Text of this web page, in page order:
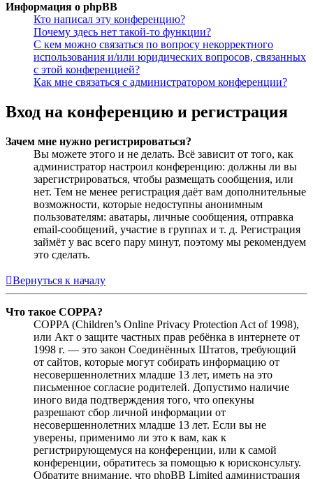
Информация о phpBB
Кто написал эту конференцию?
Почему здесь нет такой-то функции?
С кем можно связаться по вопросу некорректного
использования и/или юридических вопросов, связанных
с этой конференцией?
Как мне связаться с администратором конференции?
Вход на конференцию и регистрация
Зачем мне нужно регистрироваться?
Вы можете этого и не делать. Всё зависит от того, как
администратор настроил конференцию: должны ли вы
зарегистрироваться, чтобы размещать сообщения, или
нет. Тем не менее регистрация даёт вам дополнительные
возможности, которые недоступны анонимным
пользователям: аватары, личные сообщения, отправка
email-сообщений, участие в группах и т. д. Регистрация
займёт у вас всего пару минут, поэтому мы рекомендуем
это сделать.
Вернуться к началу
Что такое COPPA?
COPPA (Children’s Online Privacy Protection Act of 1998),
или Акт о защите частных прав ребёнка в интернете от
1998 г. — это закон Соединённых Штатов, требующий
от сайтов, которые могут собирать информацию от
несовершеннолетних младше 13 лет, иметь на это
письменное согласие родителей. Допустимо наличие
иного вида подтверждения того, что опекуны
разрешают сбор личной информации от
несовершеннолетних младше 13 лет. Если вы не
уверены, применимо ли это к вам, как к
регистрирующемуся на конференции, или к самой
конференции, обратитесь за помощью к юрисконсульту.
Обратите внимание, что phpBB Limited администрация